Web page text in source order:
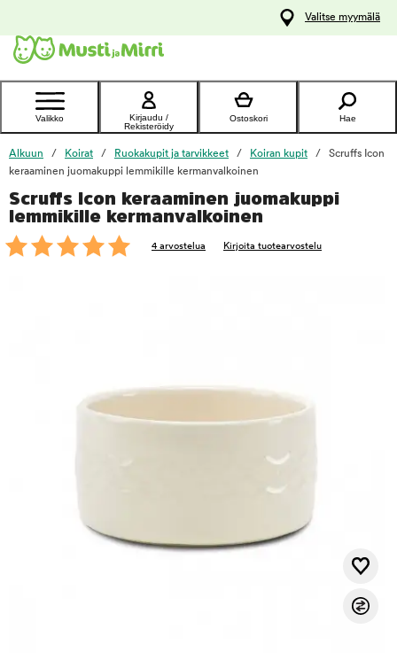
Ota yhteyttä
asiakaspalveluun
Valitse myymälä
Valikko
Kirjaudu /
Rekisteröidy
Ostoskori Hae
Alkuun Koirat Ruokakupit ja tarvikkeet Koiran kupit
Scruffs Icon
keraaminen juomakuppi lemmikille kermanvalkoinen
Scruffs Icon keraaminen juomakuppi
lemmikille kermanvalkoinen
4 arvostelua Kirjoita tuotearvostelu
foo